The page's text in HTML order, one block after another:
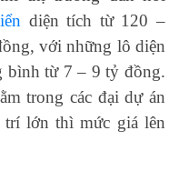
diện tích từ 120 –
với những lô diện
bình từ 7 – 9 tỷ đồng.
trong các đại dự án
trí lớn thì mức giá lên